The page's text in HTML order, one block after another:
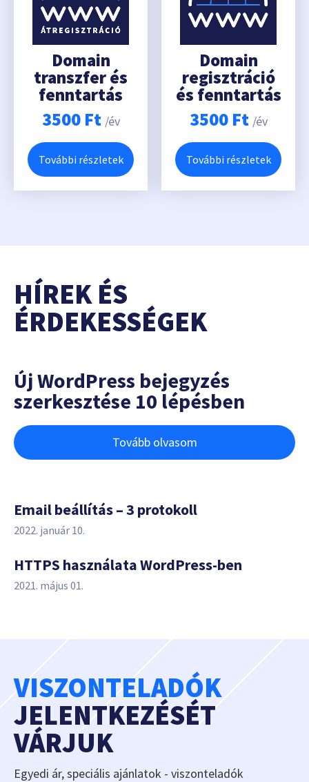
Domain
transzfer és
fenntartás
3500 Ft /év
További részletek
Domain
regisztráció
és fenntartás
3500 Ft /év
További részletek
HÍREK ÉS
ÉRDEKESSÉGEK
Új WordPress bejegyzés
szerkesztése 10 lépésben
Tovább olvasom
Email beállítás – 3 protokoll
2022. január 10.
HTTPS használata WordPress-ben
2021. május 01.
VISZONTELADÓK
JELENTKEZÉSÉT
VÁRJUK
Egyedi ár, speciális ajánlatok - viszonteladók